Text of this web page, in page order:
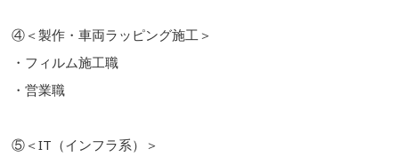
④＜製作・車両ラッピング施工＞
・フィルム施工職
・営業職
⑤＜IT（インフラ系）＞